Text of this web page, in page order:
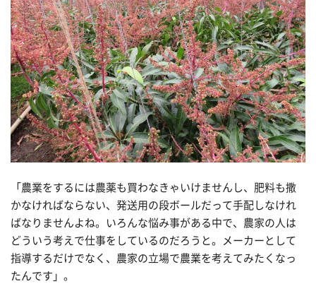
「農業をするには農薬も買わなきゃいけませんし、肥料も撒
かなければならない、発送用の段ボールだって手配しなけれ
ばなりませんよね。いろんな悩み事がある中で、農家の人は
どういう考えで仕事をしているのだろうと。メーカーとして
指導するだけでなく、農家の立場で農業を考えてみたくなっ
たんです」。